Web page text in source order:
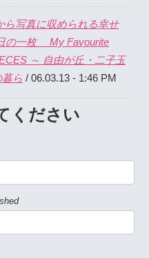
ら写真に収められる幸せ
の一枚 My Favourite
～ 自由が丘・二子玉
ら / 06.03.13 - 1:46 PM
ください